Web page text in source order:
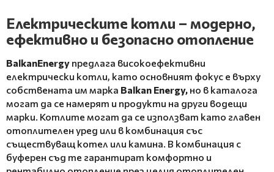
Електрическите котли – модерно,
ефективно и безопасно отопление
BalkanEnergy предлага високоефективни
електрически котли, като основният фокус е върху
собствената им марка Balkan Energy, но в каталога
могат да се намерят и продукти на други водещи
марки. Котлите могат да се използват като главен
отоплителен уред или в комбинация със
съществуващ котел или камина. В комбинация с
буферен съд те гарантират комфортно и